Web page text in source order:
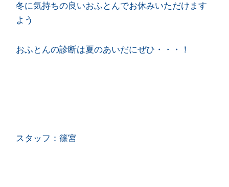
冬に気持ちの良いおふとんでお休みいただけます
よう
おふとんの診断は夏のあいだにぜひ・・・！
スタッフ：篠宮